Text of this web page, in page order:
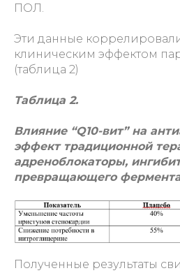
ПОЛ.
Эти данные
клиническим эффектом
(таблица 2)
Таблица 2.
Влияние “Q10-вит” на
эффект традиционной
адреноблокаторы,
превращающего
Полученные результаты